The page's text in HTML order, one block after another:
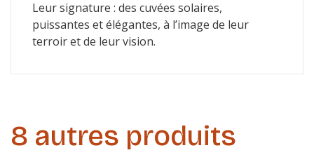
Leur signature : des cuvées solaires,
puissantes et élégantes, à l’image de leur
terroir et de leur vision.
8 autres produits